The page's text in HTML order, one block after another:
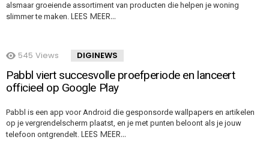
alsmaar groeiende assortiment van producten die helpen je woning
slimmer te maken. LEES MEER…
545 Views DIGINEWS
Pabbl viert succesvolle proefperiode en lanceert
officieel op Google Play
Pabbl is een app voor Android die gesponsorde wallpapers en artikelen
op je vergrendelscherm plaatst, en je met punten beloont als je jouw
telefoon ontgrendelt. LEES MEER…